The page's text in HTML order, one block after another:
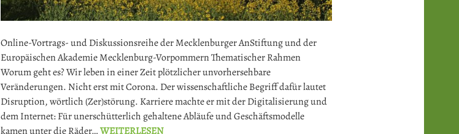
Online-Vortrags- und Diskussionsreihe der Mecklenburger AnStiftung und der
Europäischen Akademie Mecklenburg-Vorpommern Thematischer Rahmen
Worum geht es? Wir leben in einer Zeit plötzlicher unvorhersehbare
Veränderungen. Nicht erst mit Corona. Der wissenschaftliche Begriff dafür lautet
Disruption, wörtlich (Zer)störung. Karriere machte er mit der Digitalisierung und
dem Internet: Für unerschütterlich gehaltene Abläufe und Geschäftsmodelle
kamen unter die Räder…WEITERLESEN